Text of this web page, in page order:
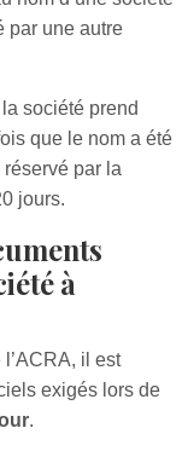
par une autre
société prend
que le nom a été
par la
jours.
à
il est
exigés lors de
.